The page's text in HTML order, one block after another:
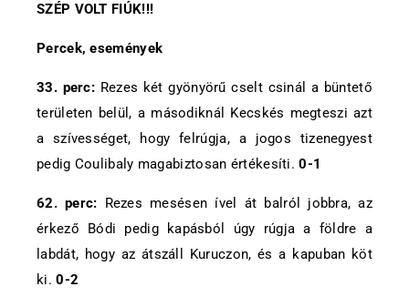
SZÉP VOLT FIÚK!!!
Percek, események
33. perc: Rezes két gyönyörű cselt csinál a büntető
területen belül, a másodiknál Kecskés megteszi azt
a szívességet, hogy felrúgja, a jogos tizenegyest
pedig Coulibaly magabiztosan értékesíti.0-1
62. perc: Rezes mesésen ível át balról jobbra, az
érkező Bódi pedig kapásból úgy rúgja a földre a
labdát, hogy az átszáll Kuruczon, és a kapuban köt
ki.0-2